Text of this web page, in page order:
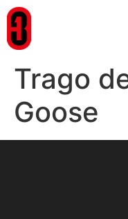
Trago
Goose